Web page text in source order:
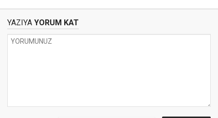
YAZIYA YORUM KAT